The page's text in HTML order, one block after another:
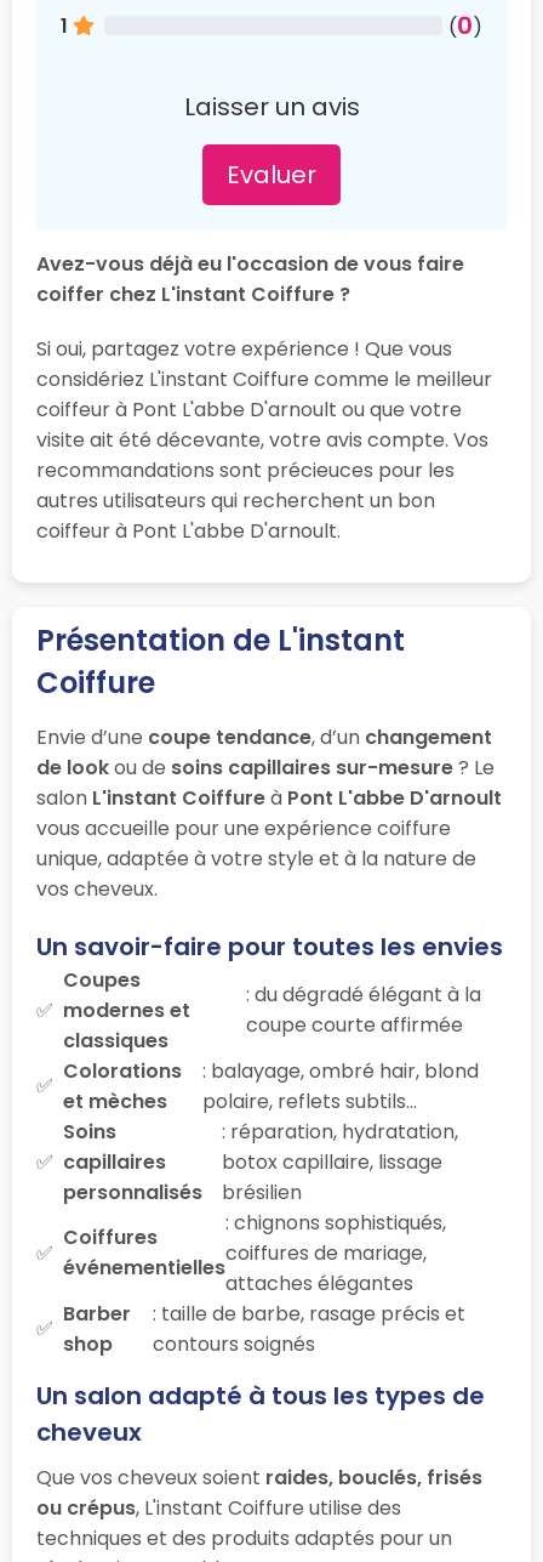
1
(0)
Laisser un avis
Evaluer
Avez-vous déjà eu l'occasion de vous faire
coiffer chez L'instant Coiffure ?
Si oui, partagez votre expérience ! Que vous
considériez L'instant Coiffure comme le meilleur
coiffeur à Pont L'abbe D'arnoult ou que votre
visite ait été décevante, votre avis compte. Vos
recommandations sont précieuces pour les
autres utilisateurs qui recherchent un bon
coiffeur à Pont L'abbe D'arnoult.
Présentation de L'instant
Coiffure
Envie d’une coupe tendance, d’un changement
de lookou de soins capillaires sur-mesure? Le
salon L'instant Coiffureà Pont L'abbe D'arnoult
vous accueille pour une expérience coiffure
unique, adaptée à votre style et à la nature de
vos cheveux.
Un savoir-faire pour toutes les envies
Coupes
modernes et
classiques
: du dégradé élégant à la
coupe courte affirmée
Colorations
et mèches
: balayage, ombré hair, blond
polaire, reflets subtils…
Soins
capillaires
personnalisés
: réparation, hydratation,
botox capillaire, lissage
brésilien
Coiffures
événementielles
: chignons sophistiqués,
coiffures de mariage,
attaches élégantes
Barber
shop
: taille de barbe, rasage précis et
contours soignés
Un salon adapté à tous les types de
cheveux
Que vos cheveux soient raides, bouclés, frisés
ou crépus, L'instant Coiffure utilise des
techniques et des produits adaptés pour un